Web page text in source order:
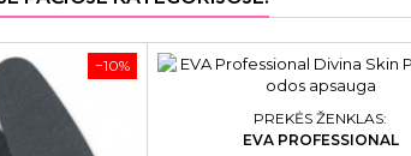
−10%
PREKĖS ŽENKLAS:
EVA PROFESSIONAL